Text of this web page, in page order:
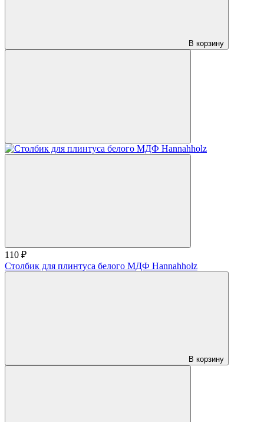
В корзину
110 ₽
Столбик для плинтуса белого МДФ Hannahholz
В корзину